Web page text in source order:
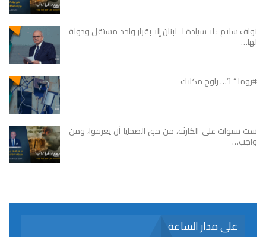
نواف سلام : لا سيادة لـ لبنان إلا بقرار واحد مستقل ودولة
لها…
#روما “٢”… راوح مكانك
ست سنوات على الكارثة، من حق الضحايا أن يعرفوا، ومن
واجب…
على مدار الساعة